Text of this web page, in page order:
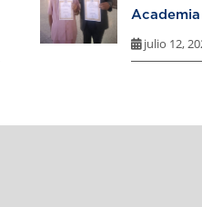
julio 12,